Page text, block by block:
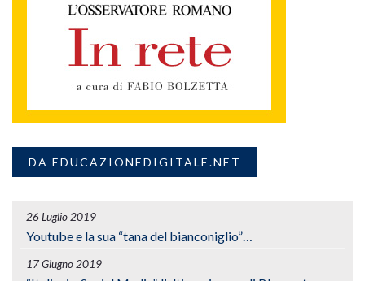
DA EDUCAZIONEDIGITALE.NET
26 Luglio 2019
Youtube e la sua “tana del bianconiglio”…
17 Giugno 2019